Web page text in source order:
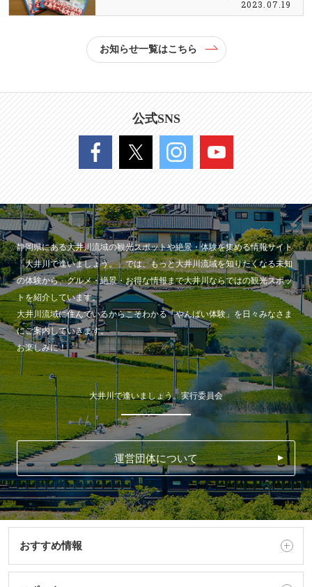
2023.07.19
お知らせ一覧はこちら
公式SNS
静岡県にある大井川流域の観光スポットや絶景・体験を集める情報サイト
「大井川で逢いましょう。」では、もっと大井川流域を知りたくなる未知
の体験から、グルメ・絶景・お得な情報まで大井川ならではの観光スポッ
トを紹介しています。
大井川流域に住んでいるからこそわかる「やんばい体験」を日々みなさま
にご案内していきます。
お楽しみに！
大井川で逢いましょう。実行委員会
運営団体について
おすすめ情報